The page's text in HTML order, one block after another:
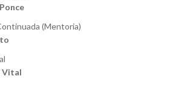
(Mentoria)
Vital